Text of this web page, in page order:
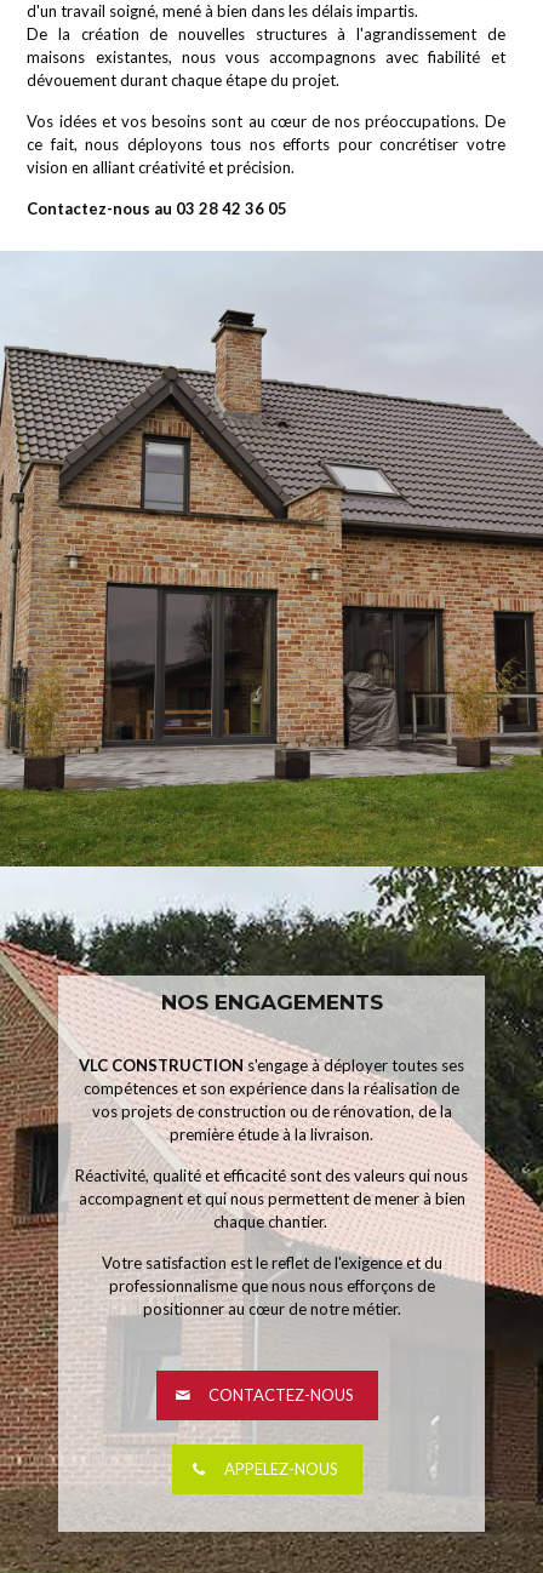
d'un travail soigné, mené à bien dans les délais impartis.
De la création de nouvelles structures à l'agrandissement de
maisons existantes, nous vous accompagnons avec fiabilité et
dévouement durant chaque étape du projet.
Vos idées et vos besoins sont au cœur de nos préoccupations. De
ce fait, nous déployons tous nos efforts pour concrétiser votre
vision en alliant créativité et précision.
Contactez-nous au 03 28 42 36 05
NOS ENGAGEMENTS
VLC CONSTRUCTIONs'engage à déployer toutes ses
compétences et son expérience dans la réalisation de
vos projets de construction ou de rénovation, de la
première étude à la livraison.
Réactivité, qualité et efficacité sont des valeurs qui nous
accompagnent et qui nous permettent de mener à bien
chaque chantier.
Votre satisfaction est le reflet de l'exigence et du
professionnalisme que nous nous efforçons de
positionner au cœur de notre métier.
CONTACTEZ-NOUS
APPELEZ-NOUS